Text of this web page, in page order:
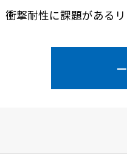
撃耐性に課題がある